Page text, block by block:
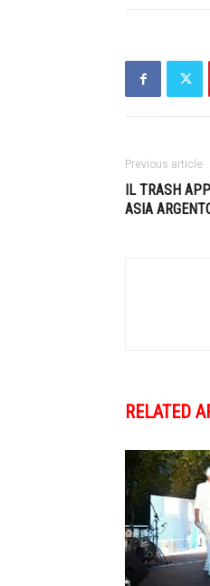
Previous article
IL TRASH
ASIA
RELATED